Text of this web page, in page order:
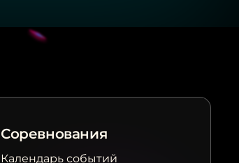
Соревнования
Календарь событий